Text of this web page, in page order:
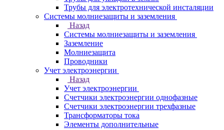
Трубы для электротехнической инсталяции
Системы молниезащиты и заземления
Назад
Системы молниезащиты и заземления
Заземление
Молниезащита
Проводники
Учет электроэнергии
Назад
Учет электроэнергии
Счетчики электроэнергии однофазные
Счетчики электроэнергии трехфазные
Трансформаторы тока
Элементы дополнительные